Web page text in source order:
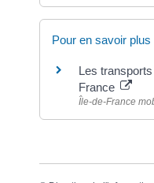
Pour en savoir plus
Les
France
Île-de-France